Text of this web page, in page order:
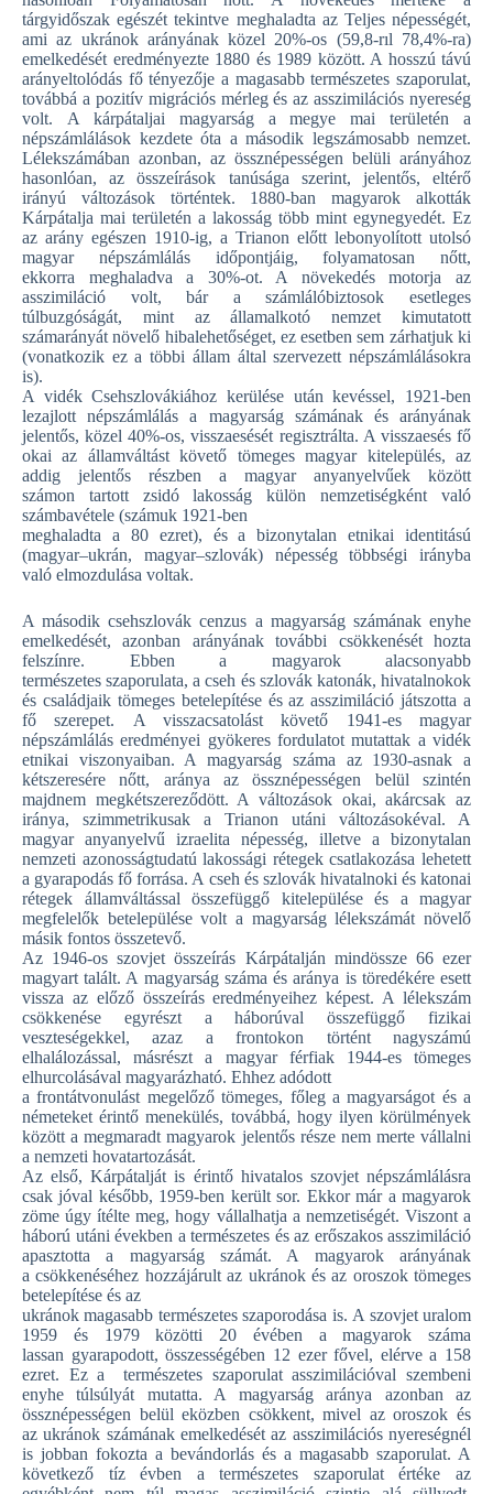
tárgyidőszak egészét tekintve meghaladta az Teljes népességét,
ami az ukránok arányának közel 20%-os (59,8-rıl 78,4%-ra)
emelkedését eredményezte 1880 és 1989 között. A hosszú távú
arányeltolódás fő tényezője a magasabb természetes szaporulat,
továbbá a pozitív migrációs mérleg és az asszimilációs nyereség
volt. A kárpátaljai magyarság a megye mai területén a
népszámlálások kezdete óta a második legszámosabb nemzet.
Lélekszámában azonban, az össznépességen belüli arányához
hasonlóan, az összeírások tanúsága szerint, jelentős, eltérő
irányú változások történtek. 1880-ban magyarok alkották
Kárpátalja mai területén a lakosság több mint egynegyedét. Ez
az arány egészen 1910-ig, a Trianon előtt lebonyolított utolsó
magyar népszámlálás időpontjáig, folyamatosan nőtt,
ekkorra meghaladva a 30%-ot. A növekedés motorja az
asszimiláció volt, bár a számlálóbiztosok esetleges
túlbuzgóságát, mint az államalkotó nemzet kimutatott
számarányát növelő hibalehetőséget, ez esetben sem zárhatjuk ki
(vonatkozik ez a többi állam által szervezett népszámlálásokra
is).
A vidék Csehszlovákiához kerülése után kevéssel, 1921-ben
lezajlott népszámlálás a magyarság számának és arányának
jelentős, közel 40%-os, visszaesését regisztrálta. A visszaesés fő
okai az államváltást követő tömeges magyar kitelepülés, az
addig jelentős részben a magyar anyanyelvűek között
számon tartott zsidó lakosság külön nemzetiségként való
számbavétele (számuk 1921-ben
meghaladta a 80 ezret), és a bizonytalan etnikai identitású
(magyar–ukrán, magyar–szlovák) népesség többségi irányba
való elmozdulása voltak.
A második csehszlovák cenzus a magyarság számának enyhe
emelkedését, azonban arányának további csökkenését hozta
felszínre. Ebben a magyarok alacsonyabb
természetes szaporulata, a cseh és szlovák katonák, hivatalnokok
és családjaik tömeges betelepítése és az asszimiláció játszotta a
fő szerepet. A visszacsatolást követő 1941-es magyar
népszámlálás eredményei gyökeres fordulatot mutattak a vidék
etnikai viszonyaiban. A magyarság száma az 1930-asnak a
kétszeresére nőtt, aránya az össznépességen belül szintén
majdnem megkétszereződött. A változások okai, akárcsak az
iránya, szimmetrikusak a Trianon utáni változásokéval. A
magyar anyanyelvű izraelita népesség, illetve a bizonytalan
nemzeti azonosságtudatú lakossági rétegek csatlakozása lehetett
a gyarapodás fő forrása. A cseh és szlovák hivatalnoki és katonai
rétegek államváltással összefüggő kitelepülése és a magyar
megfelelők betelepülése volt a magyarság lélekszámát növelő
másik fontos összetevő.
Az 1946-os szovjet összeírás Kárpátalján mindössze 66 ezer
magyart talált. A magyarság száma és aránya is töredékére esett
vissza az előző összeírás eredményeihez képest. A lélekszám
csökkenése egyrészt a háborúval összefüggő fizikai
veszteségekkel, azaz a frontokon történt nagyszámú
elhalálozással, másrészt a magyar férfiak 1944-es tömeges
elhurcolásával magyarázható. Ehhez adódott
a frontátvonulást megelőző tömeges, főleg a magyarságot és a
németeket érintő menekülés, továbbá, hogy ilyen körülmények
között a megmaradt magyarok jelentős része nem merte vállalni
a nemzeti hovatartozását.
Az első, Kárpátalját is érintő hivatalos szovjet népszámlálásra
csak jóval később, 1959-ben került sor. Ekkor már a magyarok
zöme úgy ítélte meg, hogy vállalhatja a nemzetiségét. Viszont a
háború utáni években a természetes és az erőszakos asszimiláció
apasztotta a magyarság számát. A magyarok arányának
a csökkenéséhez hozzájárult az ukránok és az oroszok tömeges
betelepítése és az
ukránok magasabb természetes szaporodása is. A szovjet uralom
1959 és 1979 közötti 20 évében a magyarok száma
lassan gyarapodott, összességében 12 ezer fővel, elérve a 158
ezret. Ez a természetes szaporulat asszimilációval szembeni
enyhe túlsúlyát mutatta. A magyarság aránya azonban az
össznépességen belül eközben csökkent, mivel az oroszok és
az ukránok számának emelkedését az asszimilációs nyereségnél
is jobban fokozta a bevándorlás és a magasabb szaporulat. A
következő tíz évben a természetes szaporulat értéke az